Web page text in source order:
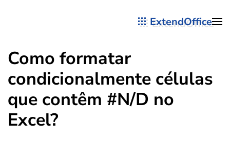
ExtendOffice
Como formatar
condicionalmente células
que contêm #N/D no
Excel?